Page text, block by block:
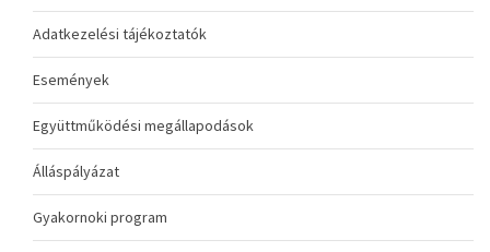
Adatkezelési tájékoztatók
Események
Együttműködési megállapodások
Álláspályázat
Gyakornoki program